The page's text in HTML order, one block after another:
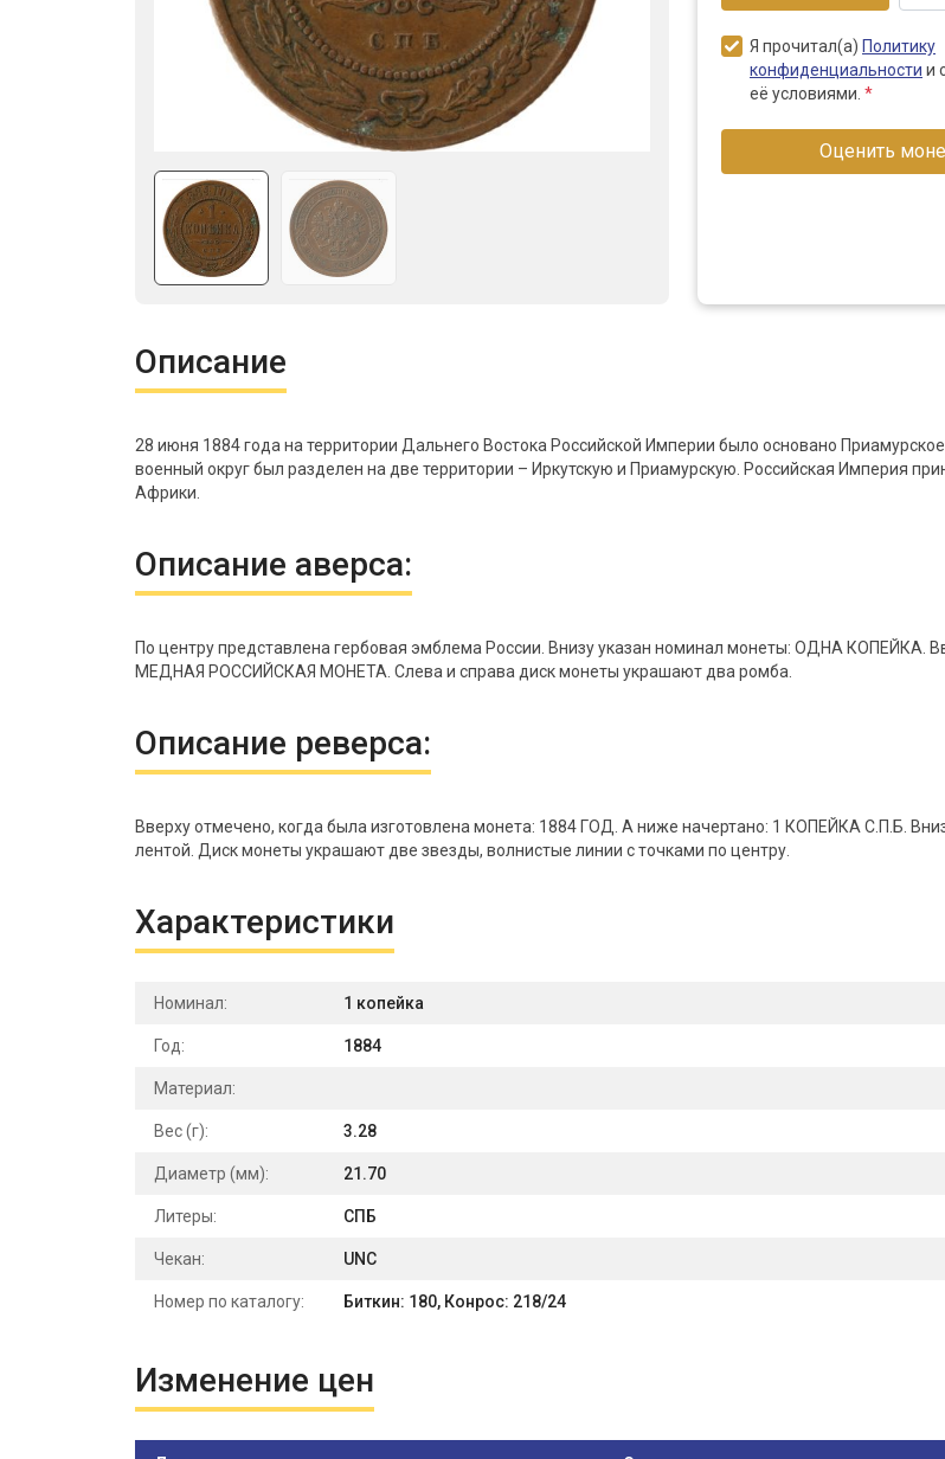
Я прочитал(а) Политику
конфиденциальности и
её условиями. *
Оценить
Описание
28 июня 1884 года на территории Дальнего Востока Российской Империи было основано
военный округ был разделен на две территории – Иркутскую и Приамурскую. Российская Империя
Африки.
Описание аверса:
По центру представлена гербовая эмблема России. Внизу указан номинал монеты: ОДНА КОПЕЙКА.
МЕДНАЯ РОССИЙСКАЯ МОНЕТА. Слева и справа диск монеты украшают два ромба.
Описание реверса:
Вверху отмечено, когда была изготовлена монета: 1884 ГОД. А ниже начертано: 1 КОПЕЙКА С.П.Б.
лентой. Диск монеты украшают две звезды, волнистые линии с точками по центру.
Характеристики
Номинал: 1 копейка
Год: 1884
Материал:
Вес (г): 3.28
Диаметр (мм): 21.70
Литеры: СПБ
Чекан: UNC
Номер по каталогу: Биткин: 180, Конрос: 218/24
Изменение цен